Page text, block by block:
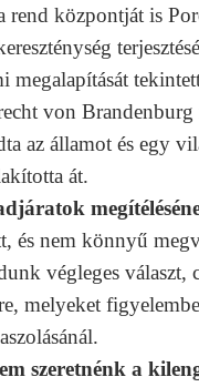
rend központját is
megalapítását
von Brandenburg
az államot és egy
át.
és nem könnyű
végleges választ,
melyeket
szeretnénk a